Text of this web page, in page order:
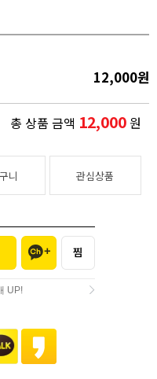
12,000원
총 상품 금액 12,000원
니 관심상품
UP!